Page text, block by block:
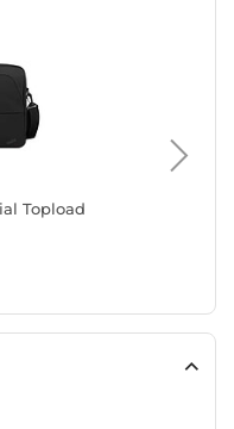
Topload